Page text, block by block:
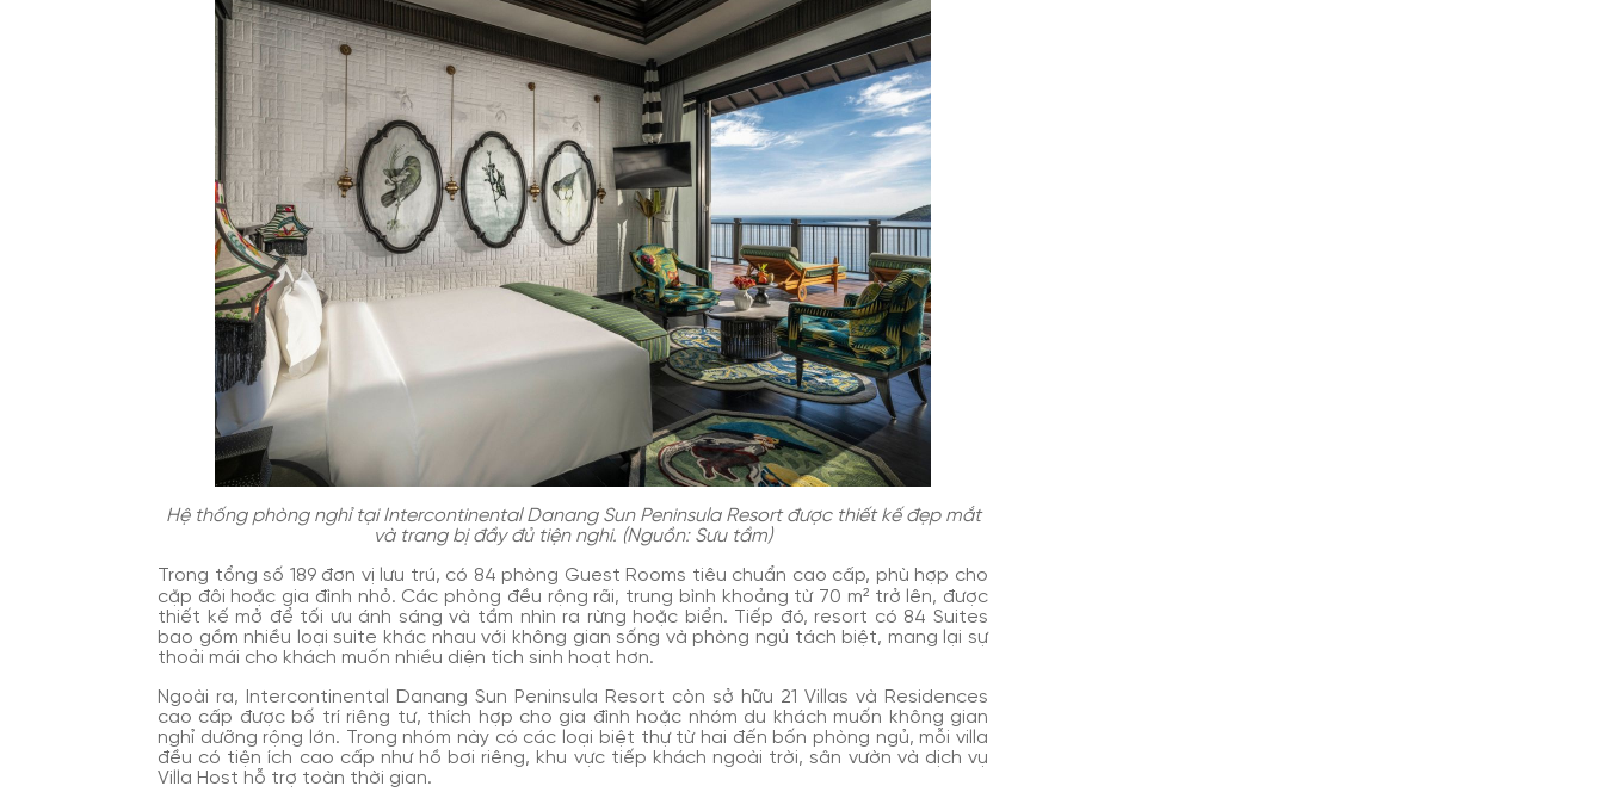
Hệ thống phòng nghỉ tại Intercontinental Danang Sun Peninsula Resort được thiết kế đẹp mắt
và trang bị đầy đủ tiện nghi. (Nguồn: Sưu tầm)
Trong tổng số 189 đơn vị lưu trú, có 84 phòng Guest Rooms tiêu chuẩn cao cấp, phù hợp cho
cặp đôi hoặc gia đình nhỏ. Các phòng đều rộng rãi, trung bình khoảng từ 70 m² trở lên, được
thiết kế mở để tối ưu ánh sáng và tầm nhìn ra rừng hoặc biển. Tiếp đó, resort có 84 Suites
bao gồm nhiều loại suite khác nhau với không gian sống và phòng ngủ tách biệt, mang lại sự
thoải mái cho khách muốn nhiều diện tích sinh hoạt hơn.
Ngoài ra, Intercontinental Danang Sun Peninsula Resort còn sở hữu 21 Villas và Residences
cao cấp được bố trí riêng tư, thích hợp cho gia đình hoặc nhóm du khách muốn không gian
nghỉ dưỡng rộng lớn. Trong nhóm này có các loại biệt thự từ hai đến bốn phòng ngủ, mỗi villa
đều có tiện ích cao cấp như hồ bơi riêng, khu vực tiếp khách ngoài trời, sân vườn và dịch vụ
Villa Host hỗ trợ toàn thời gian.